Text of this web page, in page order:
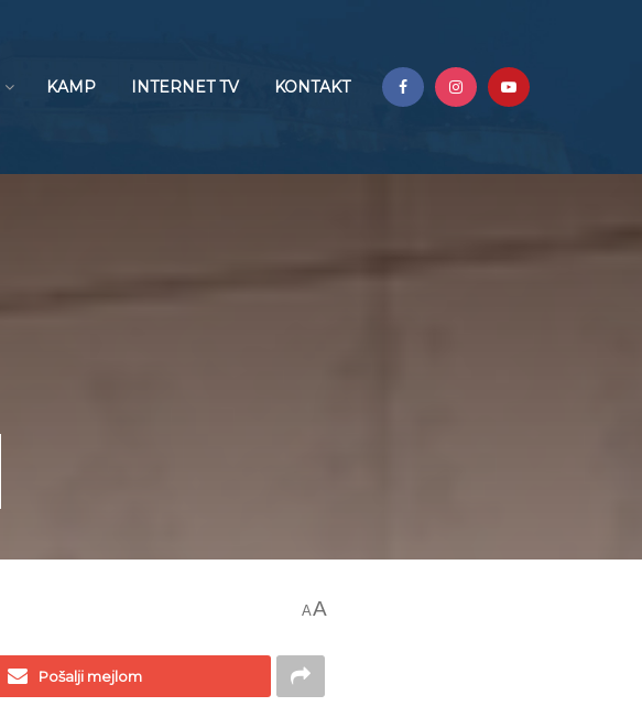
KAMP INTERNET TV KONTAKT
AA
Pošalji mejlom